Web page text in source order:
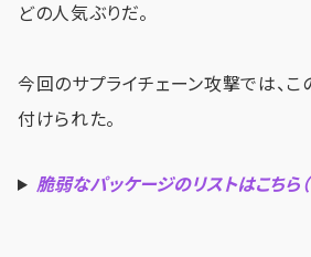
どの人気ぶりだ。
今回のサプライチェーン攻撃では、
付けられた。
脆弱なパッケージのリストはこちら（